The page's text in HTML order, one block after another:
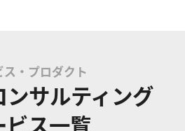
ス・プロダクト
サルティング
ビス一覧